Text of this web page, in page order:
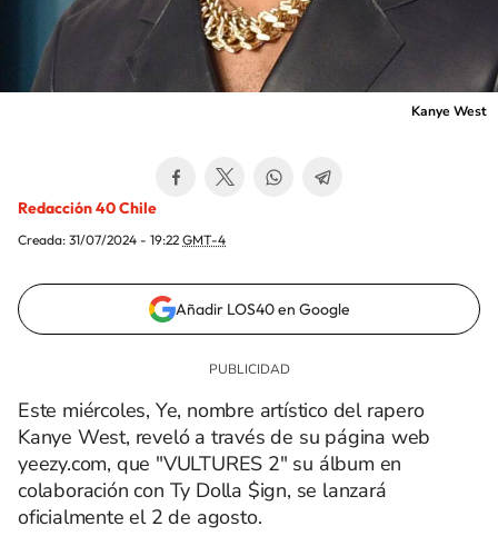
Kanye West
Redacción 40 Chile
Creada: 31/07/2024 - 19:22 GMT-4
Añadir LOS40 en Google
Este miércoles, Ye, nombre artístico del rapero
Kanye West, reveló a través de su página web
yeezy.com, que "VULTURES 2" su álbum en
colaboración con Ty Dolla $ign, se lanzará
oficialmente el 2 de agosto.